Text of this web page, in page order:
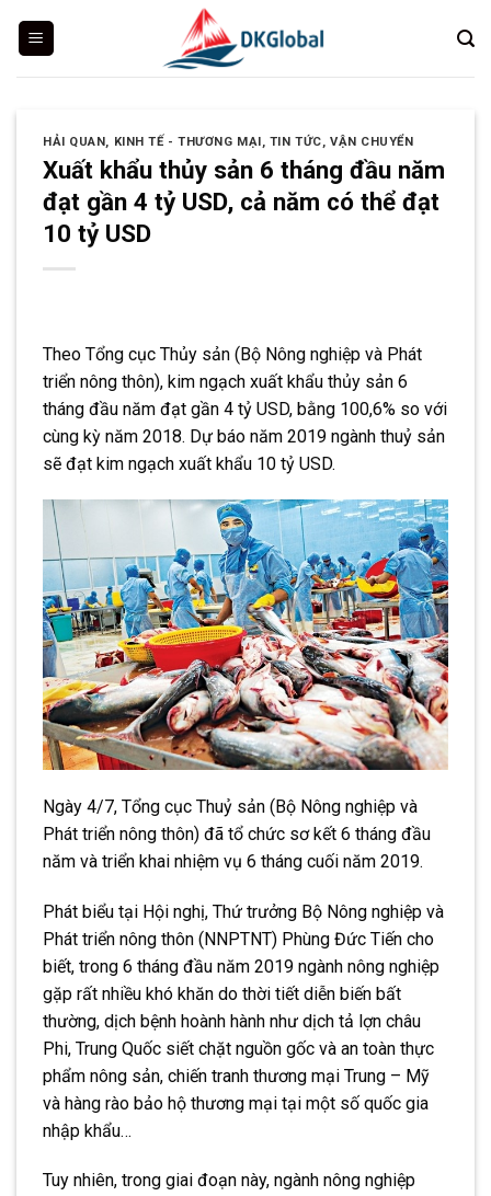
HẢI QUAN, KINH TẾ - THƯƠNG MẠI, TIN TỨC, VẬN CHUYỂN
Xuất khẩu thủy sản 6 tháng đầu năm
đạt gần 4 tỷ USD, cả năm có thể đạt
10 tỷ USD
Theo Tổng cục Thủy sản (Bộ Nông nghiệp và Phát
triển nông thôn), kim ngạch xuất khẩu thủy sản 6
tháng đầu năm đạt gần 4 tỷ USD, bằng 100,6% so với
cùng kỳ năm 2018. Dự báo năm 2019 ngành thuỷ sản
sẽ đạt kim ngạch xuất khẩu 10 tỷ USD.
Ngày 4/7, Tổng cục Thuỷ sản (Bộ Nông nghiệp và
Phát triển nông thôn) đã tổ chức sơ kết 6 tháng đầu
năm và triển khai nhiệm vụ 6 tháng cuối năm 2019.
Phát biểu tại Hội nghị, Thứ trưởng Bộ Nông nghiệp và
Phát triển nông thôn (NNPTNT) Phùng Đức Tiến cho
biết, trong 6 tháng đầu năm 2019 ngành nông nghiệp
gặp rất nhiều khó khăn do thời tiết diễn biến bất
thường, dịch bệnh hoành hành như dịch tả lợn châu
Phi, Trung Quốc siết chặt nguồn gốc và an toàn thực
phẩm nông sản, chiến tranh thương mại Trung – Mỹ
và hàng rào bảo hộ thương mại tại một số quốc gia
nhập khẩu…
Tuy nhiên, trong giai đoạn này, ngành nông nghiệp